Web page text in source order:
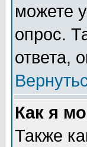
можете
опрос.
ответа,
Как я
Также